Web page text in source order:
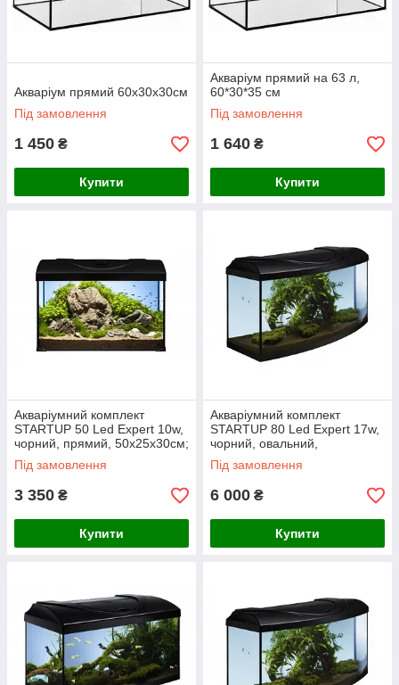
Акваріум прямий 60х30х30см
Під замовлення
1 450 ₴
Купити
Акваріум прямий на 63 л,
60*30*35 см
Під замовлення
1 640 ₴
Купити
Акваріумний комплект
STARTUP 50 Led Expert 10w,
чорний, прямий, 50х25х30см;
38л
Під замовлення
3 350 ₴
Купити
Акваріумний комплект
STARTUP 80 Led Expert 17w,
чорний, овальний,
80x35x40cm. 95л
Під замовлення
6 000 ₴
Купити